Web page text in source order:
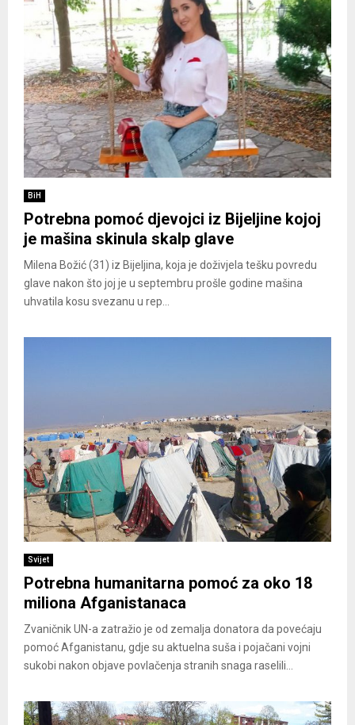
BiH
Potrebna pomoć djevojci iz Bijeljine kojoj
je mašina skinula skalp glave
Milena Božić (31) iz Bijeljina, koja je doživjela tešku povredu
glave nakon što joj je u septembru prošle godine mašina
uhvatila kosu svezanu u rep...
Svijet
Potrebna humanitarna pomoć za oko 18
miliona Afganistanaca
Zvaničnik UN-a zatražio je od zemalja donatora da povećaju
pomoć Afganistanu, gdje su aktuelna suša i pojačani vojni
sukobi nakon objave povlačenja stranih snaga raselili...